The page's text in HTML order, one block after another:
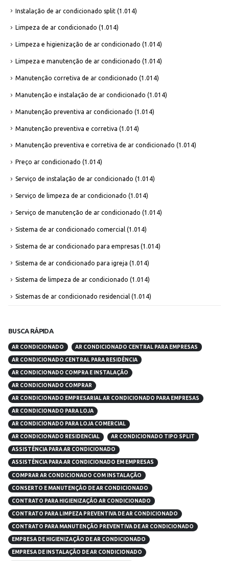
Instalação de ar condicionado split (1.014)
Limpeza de ar condicionado (1.014)
Limpeza e higienização de ar condicionado (1.014)
Limpeza e manutenção de ar condicionado (1.014)
Manutenção corretiva de ar condicionado (1.014)
Manutenção e instalação de ar condicionado (1.014)
Manutenção preventiva ar condicionado (1.014)
Manutenção preventiva e corretiva (1.014)
Manutenção preventiva e corretiva de ar condicionado (1.014)
Preço ar condicionado (1.014)
Serviço de instalação de ar condicionado (1.014)
Serviço de limpeza de ar condicionado (1.014)
Serviço de manutenção de ar condicionado (1.014)
Sistema de ar condicionado comercial (1.014)
Sistema de ar condicionado para empresas (1.014)
Sistema de ar condicionado para igreja (1.014)
Sistema de limpeza de ar condicionado (1.014)
Sistemas de ar condicionado residencial (1.014)
BUSCA RÁPIDA
AR CONDICIONADO AR CONDICIONADO CENTRAL PARA EMPRESAS
AR CONDICIONADO CENTRAL PARA RESIDÊNCIA
AR CONDICIONADO COMPRA E INSTALAÇÃO
AR CONDICIONADO COMPRAR
AR CONDICIONADO EMPRESARIAL AR CONDICIONADO PARA EMPRESAS
AR CONDICIONADO PARA LOJA
AR CONDICIONADO PARA LOJA COMERCIAL
AR CONDICIONADO RESIDENCIAL AR CONDICIONADO TIPO SPLIT
ASSISTÊNCIA PARA AR CONDICIONADO
ASSISTÊNCIA PARA AR CONDICIONADO EM EMPRESAS
COMPRAR AR CONDICIONADO COM INSTALAÇÃO
CONSERTO E MANUTENÇÃO DE AR CONDICIONADO
CONTRATO PARA HIGIENIZAÇÃO AR CONDICIONADO
CONTRATO PARA LIMPEZA PREVENTIVA DE AR CONDICIONADO
CONTRATO PARA MANUTENÇÃO PREVENTIVA DE AR CONDICIONADO
EMPRESA DE HIGIENIZAÇÃO DE AR CONDICIONADO
EMPRESA DE INSTALAÇÃO DE AR CONDICIONADO